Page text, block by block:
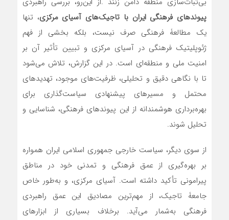
پیوندهای فرهنگی ایران با تاجیک‌های آسیای مرکزی، تنها
یک مطالعۀ فرهنگی صرف نیست، بلکه بخشی از فهم
ژئوپلیتیک فرهنگی در آسیای مرکزی و تبیین تأثیر آن بر
امنیت ملی و منطقه‌ای است. در این گزارش، تلاش می‌شود
تا با نگاهی دقیق و تحلیلی، ظرفیت‌های موجود، تهدیدهای
محتمل و مسیرهای پیشنهادی سیاست‌گذاری برای
بهره‌برداری هوشمندانه از این پیوندهای فرهنگی، شناسایی و
تحلیل شوند.
از سوی دیگر، سیاست خارجی جمهوری اسلامی ایران همواره
بر بهره‌گیری از عمق فرهنگی و تمدنی خود در مناطق
پیرامونی تأکید داشته است. آسیای مرکزی، و به‌طور خاص
جامعۀ تاجیک، از مهم‌ترین مصادیق این عمق راهبردی
فرهنگی به‌شمار می‌آید. برخلاف بسیاری از ابزارهای